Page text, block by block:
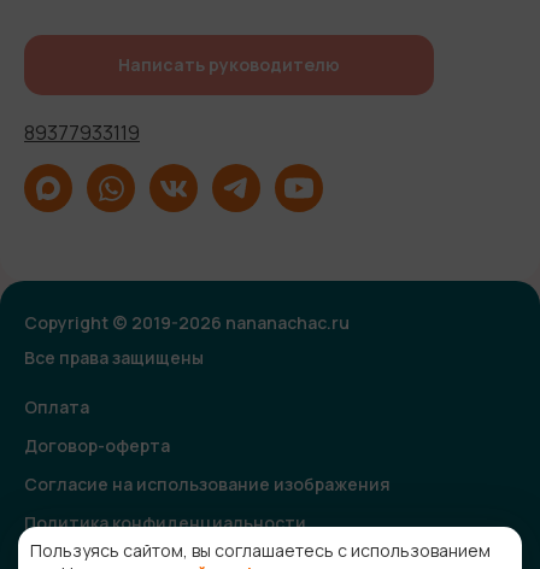
Написать руководителю
89377933119
Copyright © 2019-2026 nananachac.ru
Все права защищены
Оплата
Договор-оферта
Согласие на использование изображения
Политика конфиденциальности
Согласие на получение рекламной и информационной
Пользуясь сайтом, вы соглашаетесь с использованием